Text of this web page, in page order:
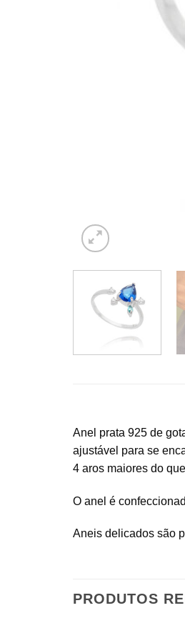
Anel prata 925 de
ajustável para se
4 aros maiores do
O anel é
Aneis delicados são
PRODUTOS